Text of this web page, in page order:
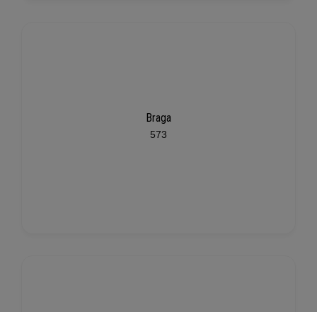
Braga
573